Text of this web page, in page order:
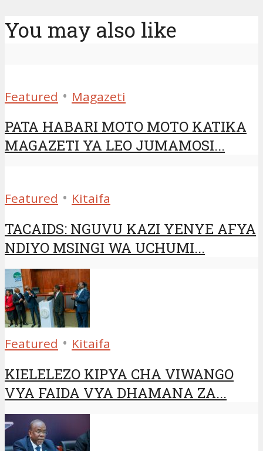
You may also like
Featured • Magazeti
PATA HABARI MOTO MOTO KATIKA
MAGAZETI YA LEO JUMAMOSI...
Featured • Kitaifa
TACAIDS: NGUVU KAZI YENYE AFYA
NDIYO MSINGI WA UCHUMI...
Featured • Kitaifa
KIELELEZO KIPYA CHA VIWANGO
VYA FAIDA VYA DHAMANA ZA...